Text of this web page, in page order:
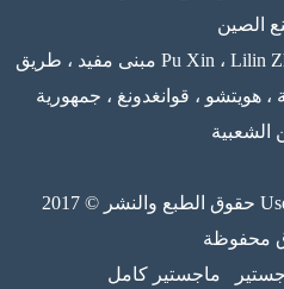
مبنى مفيد ، طريق Pu Xin ، Lilin Zhen ، منطقة Zhongkai الوطنية
، هويتشو ، قوانغدونغ ، جمهورية
الشعبية
حقوق الطبع والنشر © 2017 Useful Industrial Limited جميع
محفوظة
ماجستير كامل